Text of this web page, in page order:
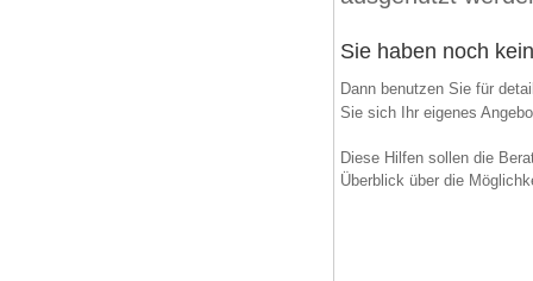
Sie haben noch
Dann benutzen Sie für
Sie sich Ihr eigenes
Diese Hilfen sollen die
Überblick über die